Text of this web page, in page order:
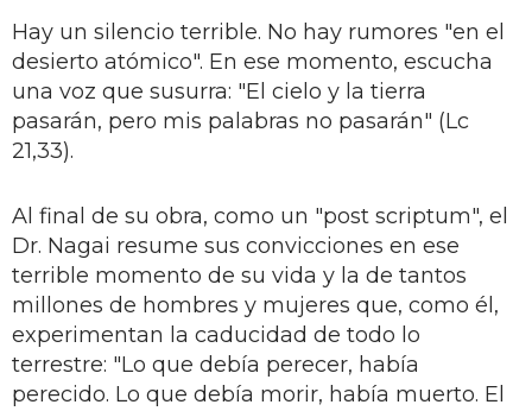
Hay un silencio terrible. No hay rumores "en el
desierto atómico". En ese momento, escucha
una voz que susurra: "El cielo y la tierra
pasarán, pero mis palabras no pasarán" (Lc
21,33).
Al final de su obra, como un "post scriptum", el
Dr. Nagai resume sus convicciones en ese
terrible momento de su vida y la de tantos
millones de hombres y mujeres que, como él,
experimentan la caducidad de todo lo
terrestre: "Lo que debía perecer, había
perecido. Lo que debía morir, había muerto. El